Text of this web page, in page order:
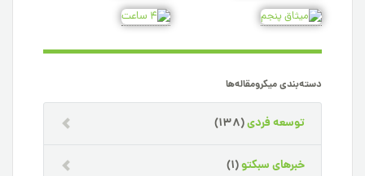
دسته‌بندی میکرومقاله‌ها
توسعه فردی(138)
خبرهای سبکتو(1)